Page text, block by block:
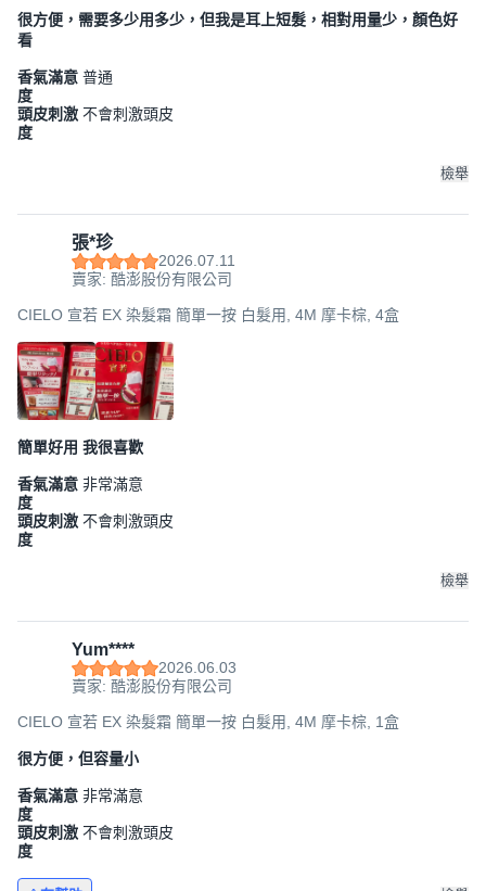
很方便，需要多少用多少，但我是耳上短髮，相對用量少，顏色好
看
香氣滿意
度
普通
頭皮刺激
度
不會刺激頭皮
檢舉
張*珍
2026.07.11
賣家: 酷澎股份有限公司
CIELO 宣若 EX 染髮霜 簡單一按 白髮用, 4M 摩卡棕, 4盒
簡單好用 我很喜歡
香氣滿意
度
非常滿意
頭皮刺激
度
不會刺激頭皮
檢舉
Yum****
2026.06.03
賣家: 酷澎股份有限公司
CIELO 宣若 EX 染髮霜 簡單一按 白髮用, 4M 摩卡棕, 1盒
很方便，但容量小
香氣滿意
度
非常滿意
頭皮刺激
度
不會刺激頭皮